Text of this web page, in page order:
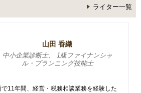
ライター一覧
山田 香織
中小企業診断士、 1級ファイナンシャ
ル・プランニング技能士
11年間、経営・税務相談業務を経験した